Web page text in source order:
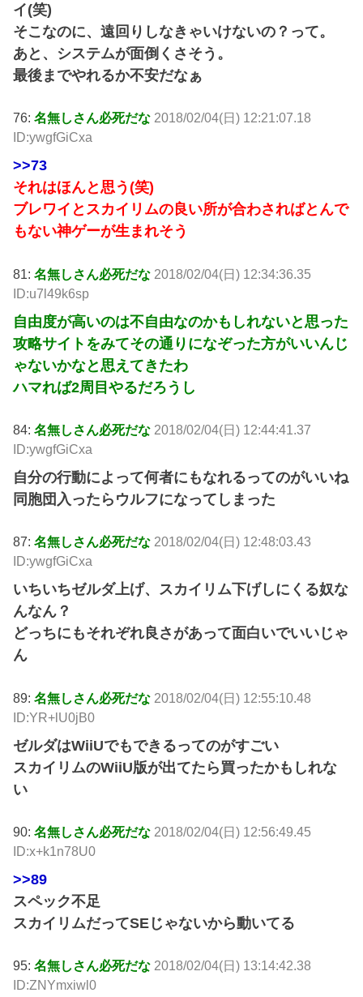
イ(笑)
そこなのに、遠回りしなきゃいけないの？って。
あと、システムが面倒くさそう。
最後までやれるか不安だなぁ
76:名無しさん必死だな 2018/02/04(日) 12:21:07.18
ID:ywgfGiCxa
>>73
それはほんと思う(笑)
ブレワイとスカイリムの良い所が合わさればとんで
もない神ゲーが生まれそう
81:名無しさん必死だな 2018/02/04(日) 12:34:36.35
ID:u7l49k6sp
自由度が高いのは不自由なのかもしれないと思った
攻略サイトをみてその通りになぞった方がいいんじ
ゃないかなと思えてきたわ
ハマれば2周目やるだろうし
84:名無しさん必死だな 2018/02/04(日) 12:44:41.37
ID:ywgfGiCxa
自分の行動によって何者にもなれるってのがいいね
同胞団入ったらウルフになってしまった
87:名無しさん必死だな 2018/02/04(日) 12:48:03.43
ID:ywgfGiCxa
いちいちゼルダ上げ、スカイリム下げしにくる奴な
んなん？
どっちにもそれぞれ良さがあって面白いでいいじゃ
ん
89:名無しさん必死だな 2018/02/04(日) 12:55:10.48
ID:YR+lU0jB0
ゼルダはWiiUでもできるってのがすごい
スカイリムのWiiU版が出てたら買ったかもしれな
い
90:名無しさん必死だな 2018/02/04(日) 12:56:49.45
ID:x+k1n78U0
>>89
スペック不足
スカイリムだってSEじゃないから動いてる
95:名無しさん必死だな 2018/02/04(日) 13:14:42.38
ID:ZNYmxiwl0